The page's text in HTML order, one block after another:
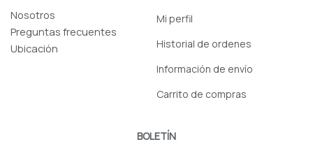
Nosotros
Preguntas frecuentes
Ubicación
Mi perfil
Historial de ordenes
Información de envío
Carrito de compras
BOLETÍN